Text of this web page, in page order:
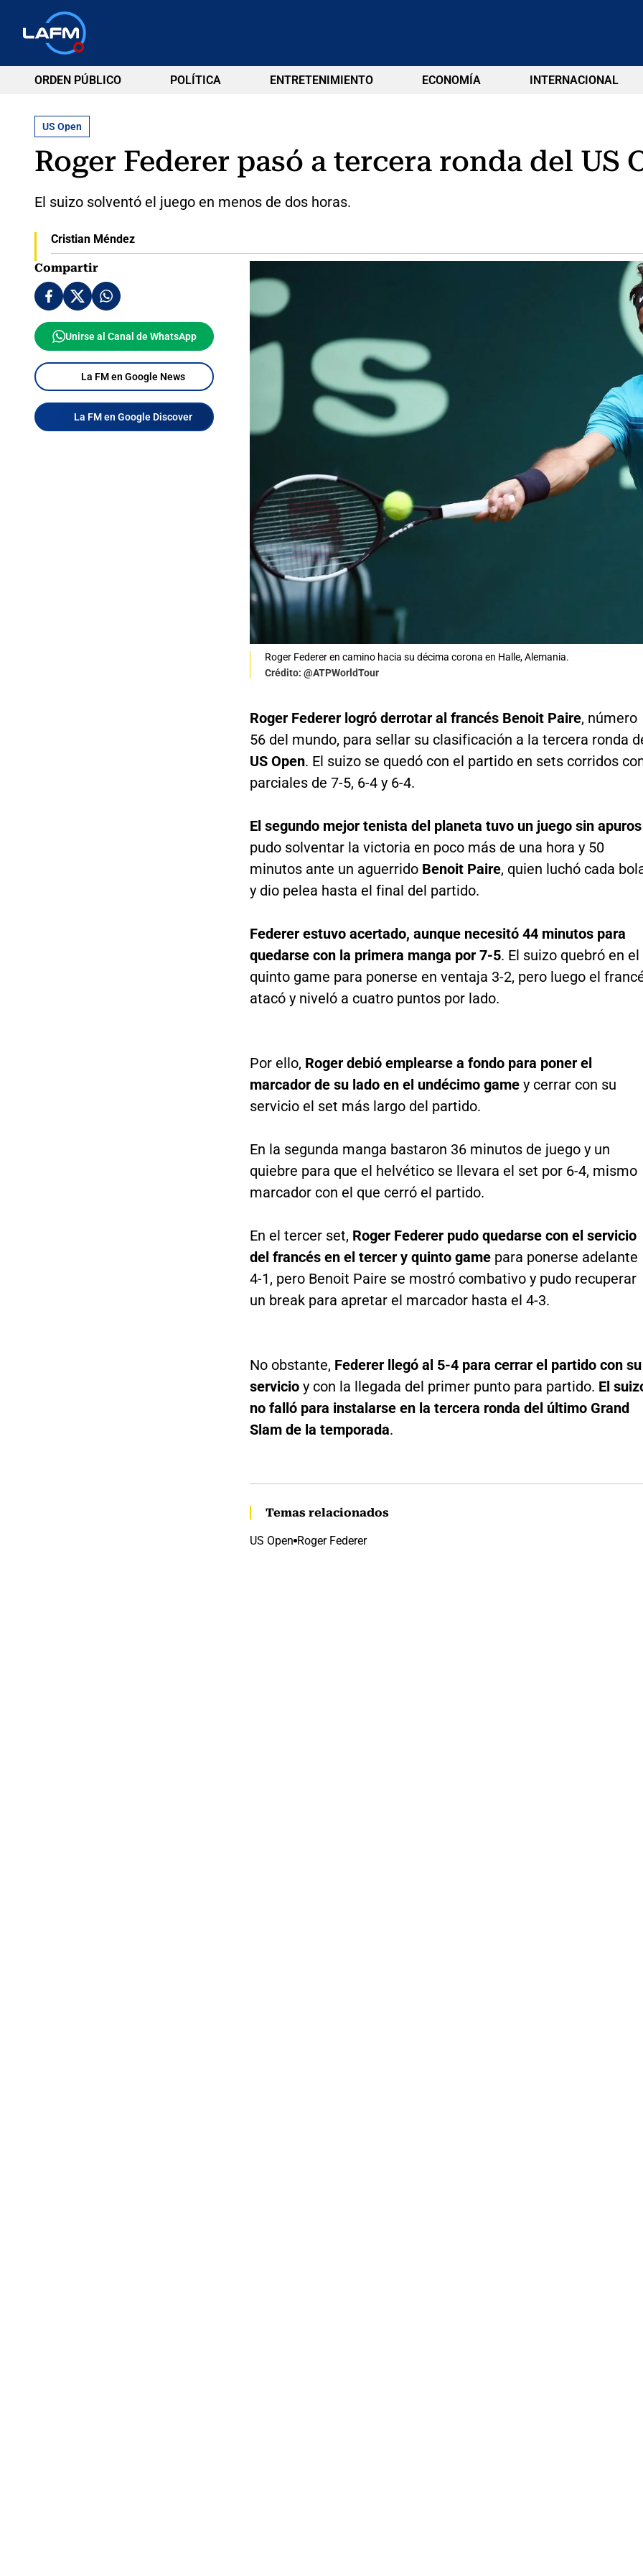
ORDEN PÚBLICO POLÍTICA ENTRETENIMIENTO ECONOMÍA INTERNACIONAL
US Open
Roger Federer pasó a tercera ronda del US
El suizo solventó el juego en menos de dos horas.
Cristian Méndez
Compartir
Unirse al Canal de WhatsApp
La FM en Google News
La FM en Google Discover
Roger Federer en camino hacia su décima corona en Halle, Alemania.
Crédito: @ATPWorldTour
Roger Federer logró derrotar al francés Benoit Paire, número
56 del mundo, para sellar su clasificación a la tercera ronda
US Open. El suizo se quedó con el partido en sets corridos
parciales de 7-5, 6-4 y 6-4.
El segundo mejor tenista del planeta tuvo un juego sin apuros
pudo solventar la victoria en poco más de una hora y 50
minutos ante un aguerrido Benoit Paire, quien luchó cada
y dio pelea hasta el final del partido.
Federer estuvo acertado, aunque necesitó 44 minutos para
quedarse con la primera manga por 7-5. El suizo quebró en el
quinto game para ponerse en ventaja 3-2, pero luego el
atacó y niveló a cuatro puntos por lado.
Por ello, Roger debió emplearse a fondo para poner el
marcador de su lado en el undécimo gamey cerrar con su
servicio el set más largo del partido.
En la segunda manga bastaron 36 minutos de juego y un
quiebre para que el helvético se llevara el set por 6-4, mismo
marcador con el que cerró el partido.
En el tercer set, Roger Federer pudo quedarse con el servicio
del francés en el tercer y quinto gamepara ponerse adelante
4-1, pero Benoit Paire se mostró combativo y pudo recuperar
un break para apretar el marcador hasta el 4-3.
No obstante, Federer llegó al 5-4 para cerrar el partido con su
servicioy con la llegada del primer punto para partido. El
no falló para instalarse en la tercera ronda del último Grand
Slam de la temporada.
Temas relacionados
US Open Roger Federer